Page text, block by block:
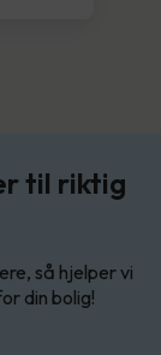
til riktig
så hjelper vi
din bolig!